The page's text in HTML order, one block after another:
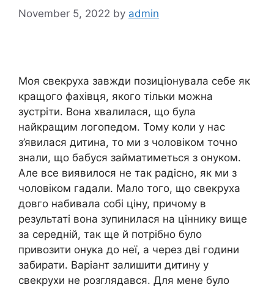
November 5, 2022 by admin
Моя свекруха завжди позиціонувала себе як
кращого фахівця, якого тільки можна
зустріти. Вона хвалилася, що була
найкращим логопедом. Тому коли у нас
з’явилася дитина, то ми з чоловіком точно
знали, що бабуся займатиметься з онуком.
Але все виявилося не так радісно, як ми з
чоловіком гадали. Мало того, що свекруха
довго набивала собі ціну, причому в
результаті вона зупинилася на ціннику вище
за середній, так ще й потрібно було
привозити онука до неї, а через дві години
забирати. Варіант залишити дитину у
свекрухи не розглядався. Для мене було